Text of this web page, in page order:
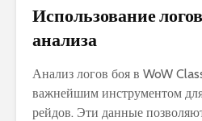
Использование
анализа
Анализ логов боя в WoW
важнейшим инструментом
рейдов. Эти данные